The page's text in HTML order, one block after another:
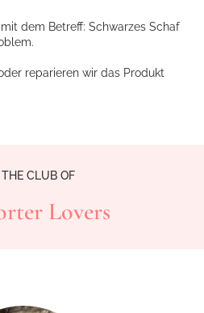
dem Betreff: Schwarzes Schaf
reparieren wir das Produkt
CLUB OF
Lovers